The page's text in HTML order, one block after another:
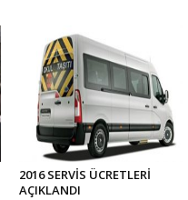
2016 SERVİS ÜCRETLERİ
AÇIKLANDI